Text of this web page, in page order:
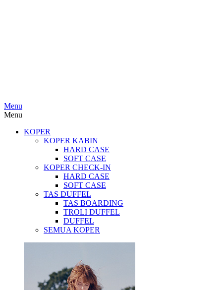
Menu
Menu
KOPER
KOPER KABIN
HARD CASE
SOFT CASE
KOPER CHECK-IN
HARD CASE
SOFT CASE
TAS DUFFEL
TAS BOARDING
TROLI DUFFEL
DUFFEL
SEMUA KOPER